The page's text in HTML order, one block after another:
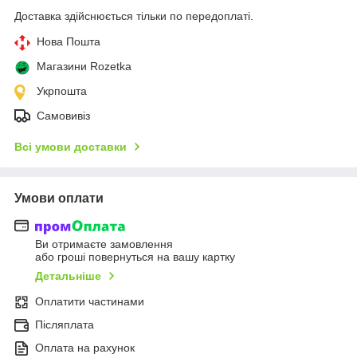
Доставка здійснюється тільки по передоплаті.
Нова Пошта
Магазини Rozetka
Укрпошта
Самовивіз
Всі умови доставки
Умови оплати
Ви отримаєте замовлення
або гроші повернуться на вашу картку
Детальніше
Оплатити частинами
Післяплата
Оплата на рахунок